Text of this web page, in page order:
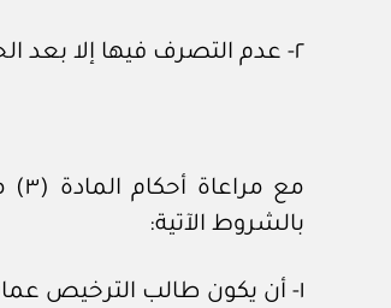
٢- عدم التصرف فيها إلا بعد الحصول على ترخيص بذلك.
بالشروط الآتية:
١- أن يكون طالب الترخيص عماني الجنسية.